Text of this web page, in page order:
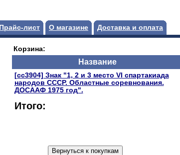
Прайс-лист О магазине Доставка и оплата
Корзина:
Название
[сс3904] Знак "1, 2 и 3 место VI спартакиада
народов СССР. Областные соревнования.
ДОСААФ 1975 год".
Итого: